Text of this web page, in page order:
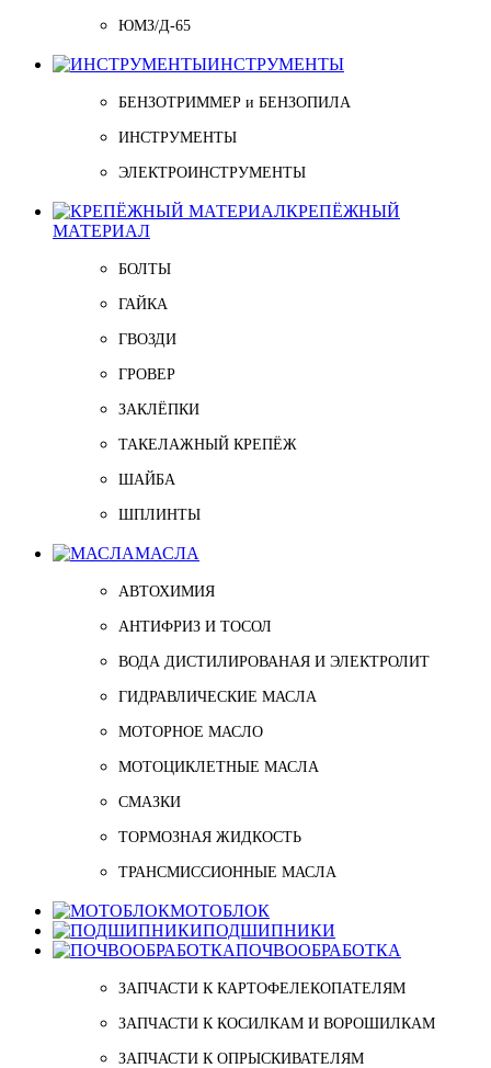
ЮМЗ/Д-65
ИНСТРУМЕНТЫ
БЕНЗОТРИММЕР и БЕНЗОПИЛА
ИНСТРУМЕНТЫ
ЭЛЕКТРОИНСТРУМЕНТЫ
КРЕПЁЖНЫЙ
МАТЕРИАЛ
БОЛТЫ
ГАЙКА
ГВОЗДИ
ГРОВЕР
ЗАКЛЁПКИ
ТАКЕЛАЖНЫЙ КРЕПЁЖ
ШАЙБА
ШПЛИНТЫ
МАСЛА
АВТОХИМИЯ
АНТИФРИЗ И ТОСОЛ
ВОДА ДИСТИЛИРОВАНАЯ И ЭЛЕКТРОЛИТ
ГИДРАВЛИЧЕСКИЕ МАСЛА
МОТОРНОЕ МАСЛО
МОТОЦИКЛЕТНЫЕ МАСЛА
СМАЗКИ
ТОРМОЗНАЯ ЖИДКОСТЬ
ТРАНСМИССИОННЫЕ МАСЛА
МОТОБЛОК
ПОДШИПНИКИ
ПОЧВООБРАБОТКА
ЗАПЧАСТИ К КАРТОФЕЛЕКОПАТЕЛЯМ
ЗАПЧАСТИ К КОСИЛКАМ И ВОРОШИЛКАМ
ЗАПЧАСТИ К ОПРЫСКИВАТЕЛЯМ